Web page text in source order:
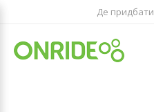
Де придбати